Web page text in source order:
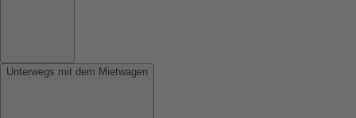
Unterwegs mit dem Mietwagen